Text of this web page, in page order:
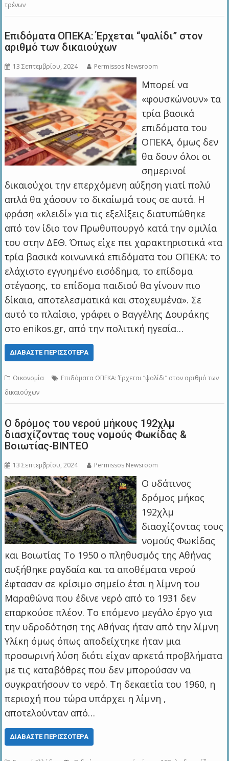
τρένων
Επιδόματα ΟΠΕΚΑ: Έρχεται “ψαλίδι” στον
αριθμό των δικαιούχων
13 Σεπτεμβρίου, 2024 Permissos Newsroom
Μπορεί να
«φουσκώνουν» τα
τρία βασικά
επιδόματα του
ΟΠΕΚΑ, όμως δεν
θα δουν όλοι οι
σημερινοί
δικαιούχοι την επερχόμενη αύξηση γιατί πολύ
απλά θα χάσουν το δικαίωμά τους σε αυτά. Η
φράση «κλειδί» για τις εξελίξεις διατυπώθηκε
από τον ίδιο τον Πρωθυπουργό κατά την ομιλία
του στην ΔΕΘ. Όπως είχε πει χαρακτηριστικά «τα
τρία βασικά κοινωνικά επιδόματα του ΟΠΕΚΑ: το
ελάχιστο εγγυημένο εισόδημα, το επίδομα
στέγασης, το επίδομα παιδιού θα γίνουν πιο
δίκαια, αποτελεσματικά και στοχευμένα». Σε
αυτό το πλαίσιο, γράφει ο Βαγγέλης Δουράκης
στο enikos.gr, από την πολιτική ηγεσία…
ΔΙΑΒΆΣΤΕ ΠΕΡΙΣΣΌΤΕΡΑ
Οικονομία
Επιδόματα ΟΠΕΚΑ: Έρχεται “ψαλίδι” στον αριθμό των
δικαιούχων
Ο δρόμος του νερού μήκους 192χλμ
διασχίζοντας τους νομούς Φωκίδας &
Βοιωτίας-BINTEO
13 Σεπτεμβρίου, 2024 Permissos Newsroom
Ο υδάτινος
δρόμος μήκος
192χλμ
διασχίζοντας τους
νομούς Φωκίδας
και Βοιωτίας Το 1950 ο πληθυσμός της Αθήνας
αυξήθηκε ραγδαία και τα αποθέματα νερού
έφτασαν σε κρίσιμο σημείο έτσι η λίμνη του
Μαραθώνα που έδινε νερό από το 1931 δεν
επαρκούσε πλέον. Το επόμενο μεγάλο έργο για
την υδροδότηση της Αθήνας ήταν από την λίμνη
Υλίκη όμως όπως αποδείχτηκε ήταν μια
προσωρινή λύση διότι είχαν αρκετά προβλήματα
με τις καταβόθρες που δεν μπορούσαν να
συγκρατήσουν το νερό. Τη δεκαετία του 1960, η
περιοχή που τώρα υπάρχει η λίμνη ,
αποτελούνταν από…
ΔΙΑΒΆΣΤΕ ΠΕΡΙΣΣΌΤΕΡΑ